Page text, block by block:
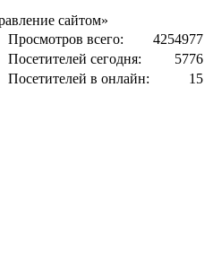
сайтом»
Просмотров всего:
4254977
Посетителей сегодня:
5776
Посетителей в онлайн:
15